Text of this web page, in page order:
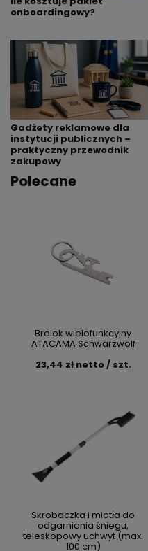
onboardingowy?
Gadżety reklamowe dla
instytucji publicznych –
praktyczny przewodnik
zakupowy
Polecane
Brelok wielofunkcyjny
ATACAMA Schwarzwolf
23,44 zł netto / szt.
Skrobaczka i miotła do
odgarniania śniegu,
teleskopowy uchwyt (max.
100 cm)